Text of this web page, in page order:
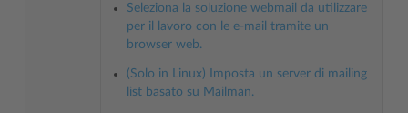
Seleziona la soluzione webmail da utilizzare
per il lavoro con le e-mail tramite un
browser web.
(Solo in Linux) Imposta un server di mailing
list basato su Mailman.